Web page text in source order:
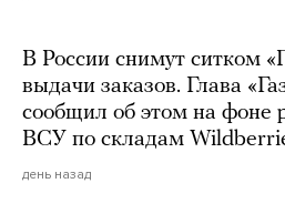
В России снимут ситком
выдачи заказов. Глава
сообщил об этом на фоне
ВСУ по складам
день назад